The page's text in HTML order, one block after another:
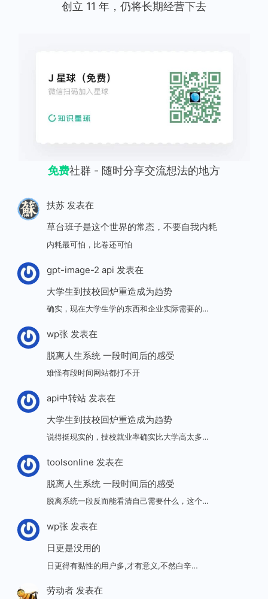
创立 11 年，仍将长期经营下去
免费社群 - 随时分享交流想法的地方
扶苏发表在
草台班子是这个世界的常态，不要自我内耗
内耗最可怕，比卷还可怕
gpt-image-2 api 发表在
大学生到技校回炉重造成为趋势
确实，现在大学生学的东西和企业实际需要的…
wp张发表在
脱离人生系统 一段时间后的感受
难怪有段时间网站都打不开
api中转站发表在
大学生到技校回炉重造成为趋势
说得挺现实的，技校就业率确实比大学高太多…
toolsonline 发表在
脱离人生系统 一段时间后的感受
脱离系统一段反而能看清自己需要什么，这个…
wp张发表在
日更是没用的
日更得有黏性的用户多,才有意义,不然白辛…
劳动者发表在